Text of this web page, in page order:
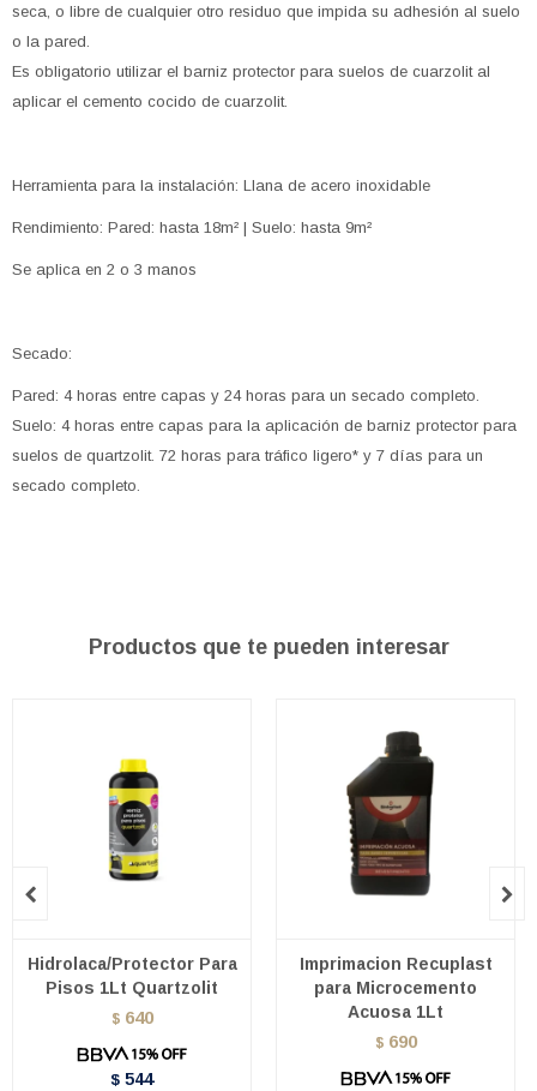
seca, o libre de cualquier otro residuo que impida su adhesión al suelo
o la pared.
Es obligatorio utilizar el barniz protector para suelos de cuarzolit al
aplicar el cemento cocido de cuarzolit.
Herramienta para la instalación: Llana de acero inoxidable
Rendimiento: Pared: hasta 18m² | Suelo: hasta 9m²
Se aplica en 2 o 3 manos
Secado:
Pared: 4 horas entre capas y 24 horas para un secado completo.
Suelo: 4 horas entre capas para la aplicación de barniz protector para
suelos de quartzolit. 72 horas para tráfico ligero* y 7 días para un
secado completo.
Productos que te pueden interesar
Hidrolaca/Protector Para
Pisos 1Lt Quartzolit
$ 640
$ 544
Imprimacion Recuplast
para Microcemento
Acuosa 1Lt
$ 690
 